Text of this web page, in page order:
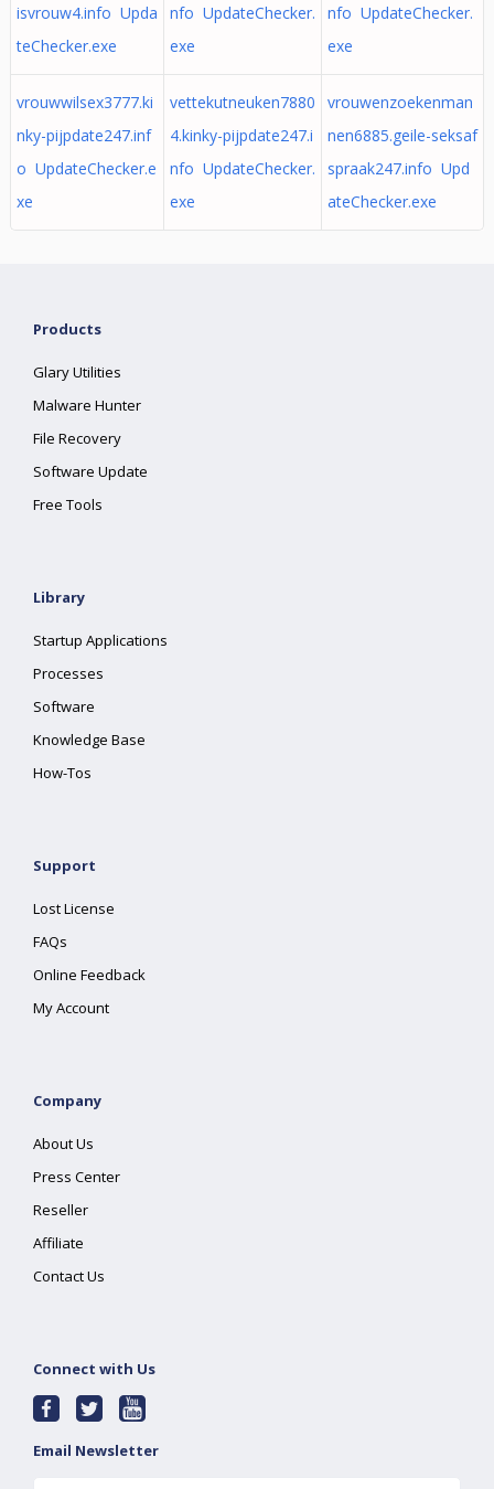
isvrouw4.info Upda
teChecker.exe
nfo UpdateChecker.
exe
nfo UpdateChecker.
exe
vrouwwilsex3777.ki
nky-pijpdate247.inf
o UpdateChecker.e
xe
vettekutneuken7880
4.kinky-pijpdate247.i
nfo UpdateChecker.
exe
vrouwenzoekenman
nen6885.geile-seksaf
spraak247.info Upd
ateChecker.exe
Products
Glary Utilities
Malware Hunter
File Recovery
Software Update
Free Tools
Library
Startup Applications
Processes
Software
Knowledge Base
How-Tos
Support
Lost License
FAQs
Online Feedback
My Account
Company
About Us
Press Center
Reseller
Affiliate
Contact Us
Connect with Us
Email Newsletter